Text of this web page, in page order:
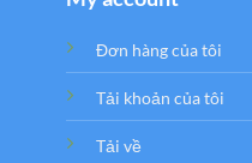
Đơn hàng của tôi
Tải khoản của tôi
Tải về